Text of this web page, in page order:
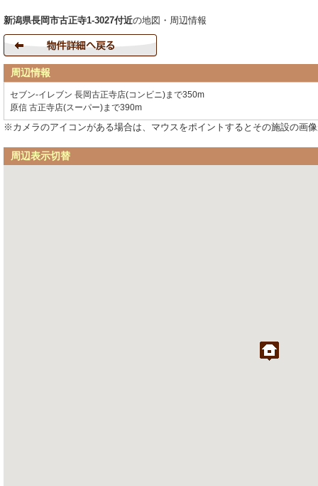
新潟県長岡市古正寺1-3027付近の地図・周辺情報
周辺情報
セブン-イレブン 長岡古正寺店(コンビニ)まで350m
原信 古正寺店(スーパー)まで390m
※カメラのアイコンがある場合は、マウスをポイントするとその施設の画
周辺表示切替